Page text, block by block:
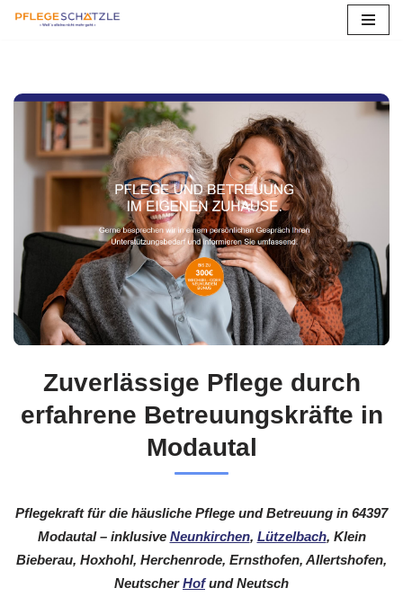
springen
Zuverlässige Pflege durch
erfahrene Betreuungskräfte in
Modautal
Pflegekraft für die häusliche Pflege und Betreuung in 64397
Modautal – inklusive Neunkirchen, Lützelbach, Klein
Bieberau, Hoxhohl, Herchenrode, Ernsthofen, Allertshofen,
NeutscherHofund Neutsch